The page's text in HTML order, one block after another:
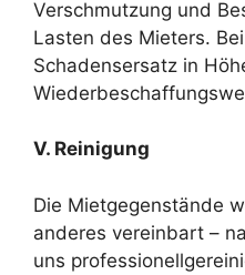
Verschmutzung und
Lasten des Mieters.
Schadensersatz in
V. Reinigung
Die Mietgegenstände
anderes vereinbart –
uns